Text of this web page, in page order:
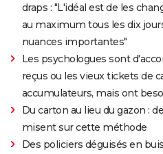
draps : "L'idéal est de les
au maximum tous les dix
nuances importantes"
Les psychologues sont
reçus ou les vieux tickets de
accumulateurs, mais ont
Du carton au lieu du gazon :
misent sur cette méthode
Des policiers déguisés en